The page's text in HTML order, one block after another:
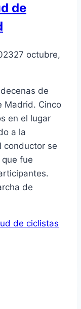
de
27 octubre,
de
Madrid. Cinco
en el lugar
a la
conductor se
fue
de
de ciclistas